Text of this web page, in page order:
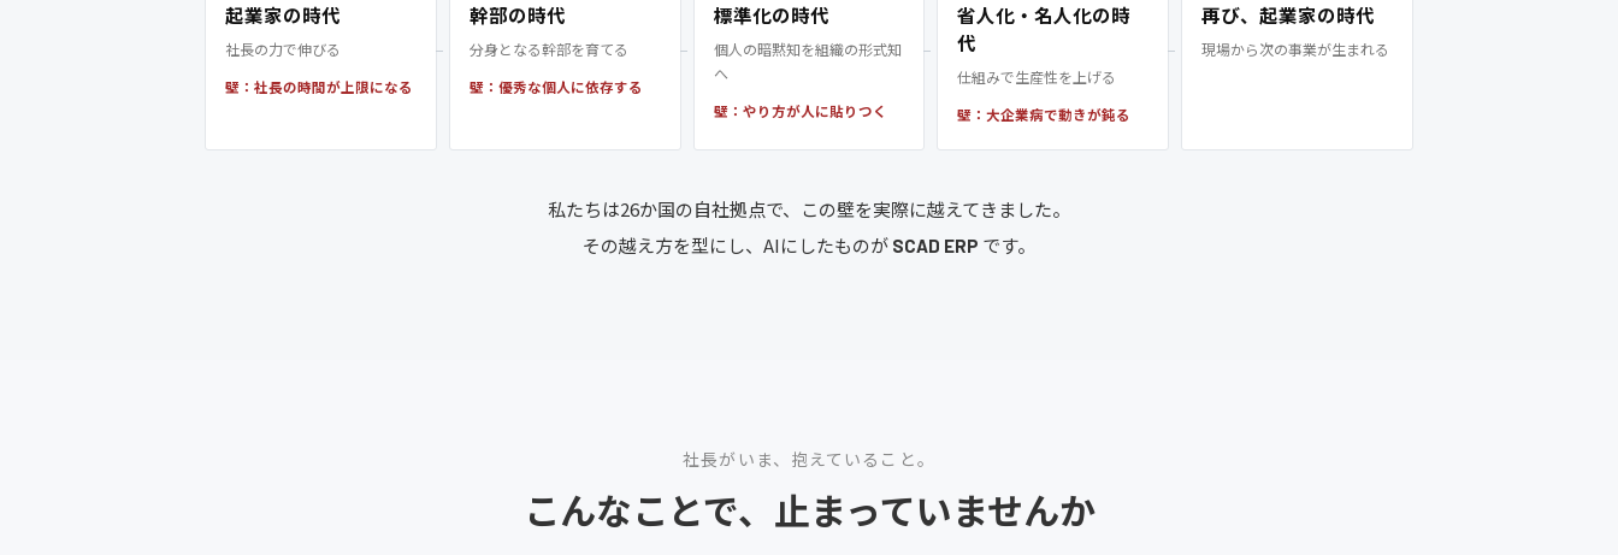
起業家の時代
社長の力で伸びる
壁：社長の時間が上限になる
幹部の時代
分身となる幹部を育てる
壁：優秀な個人に依存する
標準化の時代
個人の暗黙知を組織の形式知
へ
壁：やり方が人に貼りつく
省人化・名人化の時
代
仕組みで生産性を上げる
壁：大企業病で動きが鈍る
再び、起業家の時代
現場から次の事業が生まれる
私たちは26か国の自社拠点で、この壁を実際に越えてきました。
その越え方を型にし、AIにしたものが SCAD ERP です。
社長がいま、抱えていること。
こんなことで、止まっていませんか